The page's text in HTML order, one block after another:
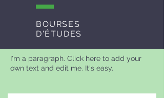
BOURSES
D'ÉTUDES
I'm a paragraph. Click here to add your
own text and edit me. It's easy.